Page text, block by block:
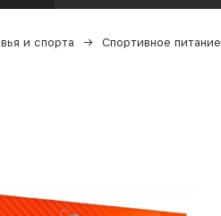
и спорта Спортивное питание